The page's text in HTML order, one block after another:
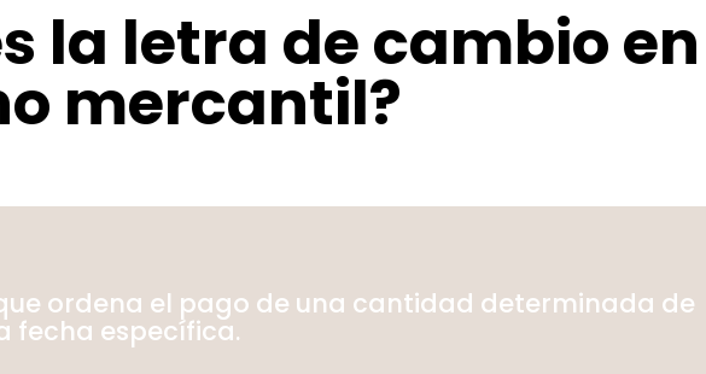
la letra de cambio en
mercantil?
ordena el pago de una cantidad determinada de
fecha específica.